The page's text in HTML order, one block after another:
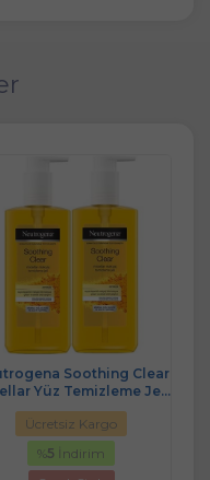
Soothing Clear
Yüz Temizleme Jeli
200ML (2 Li Set)
Ücretsiz Kargo
%5 İndirim